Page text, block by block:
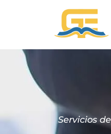
Servicios